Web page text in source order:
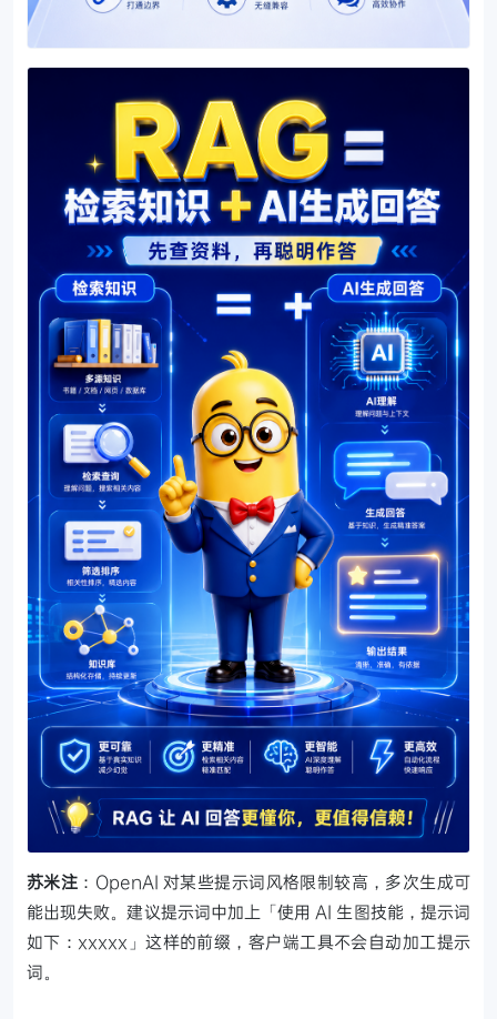
苏米注 ：OpenAI 对某些提示词风格限制较高，多次生成可
能出现失败。建议提示词中加上「使用 AI 生图技能，提示词
如下：xxxxx」这样的前缀，客户端工具不会自动加工提示
词。